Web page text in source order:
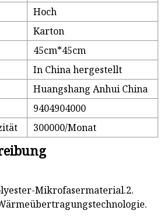
Hoch
Karton
45cm*45cm
In China hergestellt
Huangshang Anhui China
9404904000
300000/Monat
Mikrofasermaterial.2.